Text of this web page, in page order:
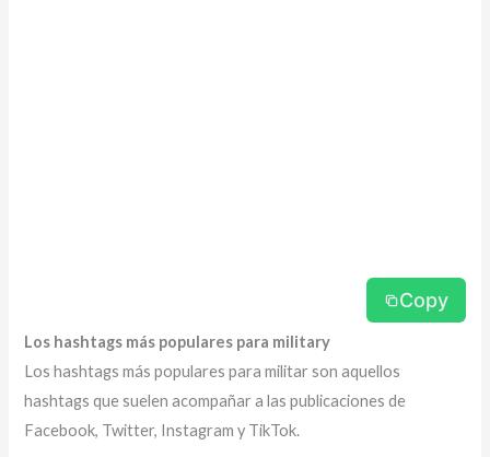
Copy
Los hashtags más populares para military
Los hashtags más populares para militar son aquellos
hashtags que suelen acompañar a las publicaciones de
Facebook, Twitter, Instagram y TikTok.